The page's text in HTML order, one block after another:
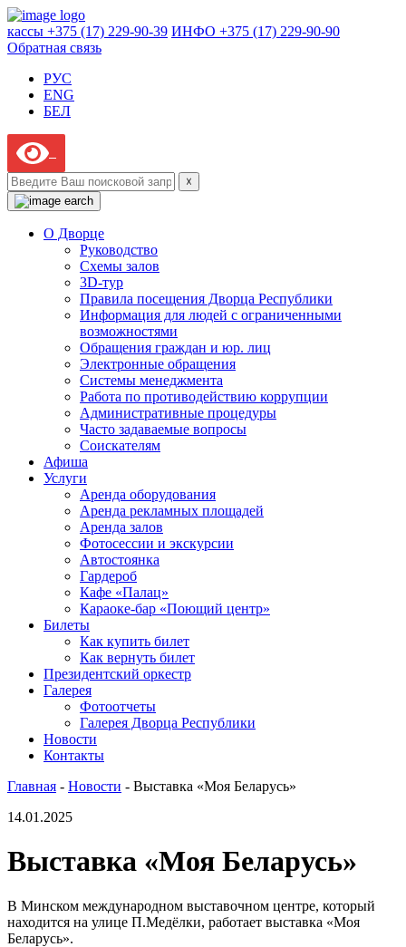
кассы +375 (17) 229-90-39 ИНФО +375 (17) 229-90-90
Обратная связь
РУС
ENG
БЕЛ
☓
О Дворце
Руководство
Схемы залов
3D-тур
Правила посещения Дворца Республики
Информация для людей с ограниченными
возможностями
Обращения граждан и юр. лиц
Электронные обращения
Системы менеджмента
Работа по противодействию коррупции
Административные процедуры
Часто задаваемые вопросы
Соискателям
Афиша
Услуги
Аренда оборудования
Аренда рекламных площадей
Аренда залов
Фотосессии и экскурсии
Автостоянка
Гардероб
Кафе «Палац»
Караоке-бар «Поющий центр»
Билеты
Как купить билет
Как вернуть билет
Президентский оркестр
Галерея
Фотоотчеты
Галерея Дворца Республики
Новости
Контакты
Главная - Новости - Выставка «Моя Беларусь»
14.01.2025
Выставка «Моя Беларусь»
В Минском международном выставочном центре, который
находится на улице П.Медёлки, работает выставка «Моя
Беларусь».